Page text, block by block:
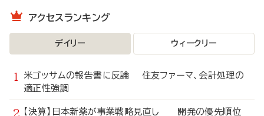
アクセスランキング
デイリー ウィークリー
米ゴッサムの報告書に反論 住友ファーマ、会計処理の
適正性強調
【決算】日本新薬が事業戦略見直し 開発の優先順位